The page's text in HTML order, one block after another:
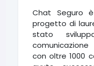
Chat Seguro
progetto di
stato
con oltre 1000